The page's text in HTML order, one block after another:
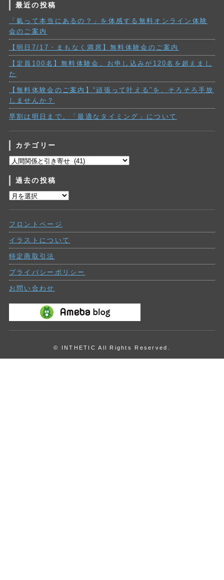
最近の投稿
「氣って本当にあるの？」を体感する無料オンライン体験
会のご案内
【明日7/17・まもなく満席】無料体験会のご案内
【定員100名】無料体験会、お申し込みが120名を超えまし
た
【無料体験会のご案内】“頑張って叶える”を、そろそろ手放
しませんか？
早割は明日まで。「最適なタイミング」について
カテゴリー
カ
ゴ
リ
ー
過去の投稿
過
投
稿
フロントページ
イラストについて
特定商取引法
プライバシーポリシー
お問い合わせ
© INTHETIC All Rights Reserved.